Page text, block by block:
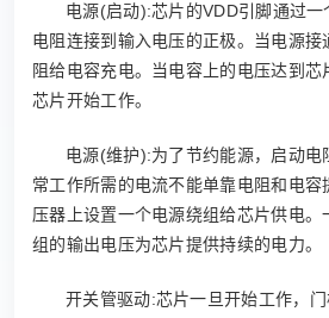
电源(启动):芯片的VDD引脚通过
电阻连接到输入电压的正极。当电源
阻给电容充电。当电容上的电压达到芯
芯片开始工作。
电源(维护):为了节约能源，启动电
常工作所需的电流不能单靠电阻和电容
压器上设置一个电源绕组给芯片供电。
组的输出电压为芯片提供持续的电力。
开关管驱动:芯片一旦开始工作，